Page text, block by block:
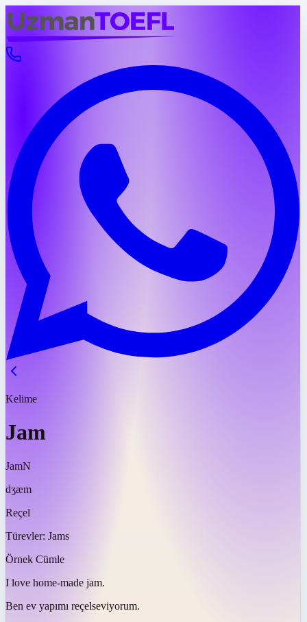
Kelime
Jam
JamN
dʒæm
Reçel
Türevler: Jams
Örnek Cümle
I love home-made jam.
Ben ev yapımı reçelseviyorum.